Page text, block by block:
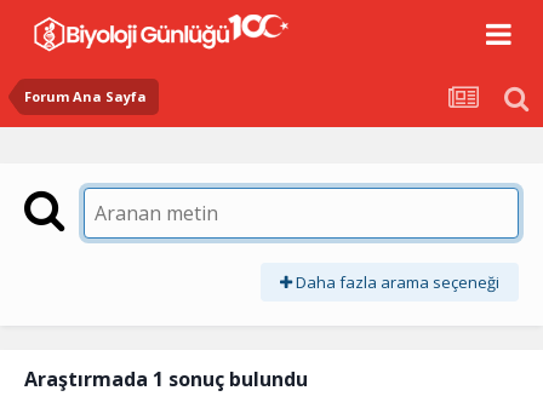
Forum Ana Sayfa
Daha fazla arama seçeneği
Araştırmada 1 sonuç bulundu